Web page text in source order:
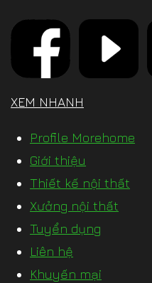
XEM NHANH
Profile Morehome
Giới thiệu
Thiết kế nội thất
Xưởng nội thất
Tuyển dụng
Liên hệ
Khuyến mại